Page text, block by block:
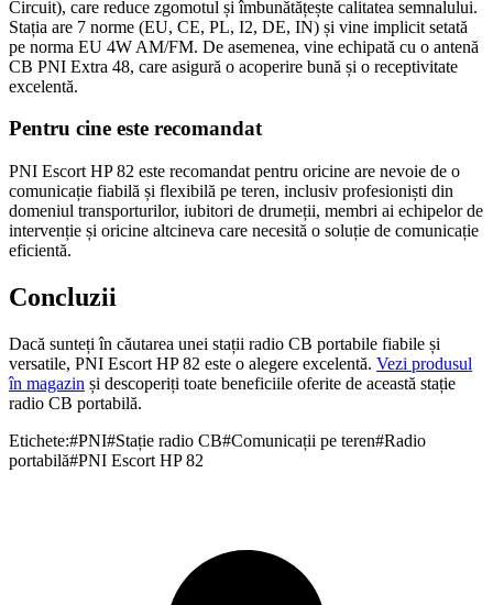
Circuit), care reduce zgomotul și îmbunătățește calitatea semnalului.
Stația are 7 norme (EU, CE, PL, I2, DE, IN) și vine implicit setată
pe norma EU 4W AM/FM. De asemenea, vine echipată cu o antenă
CB PNI Extra 48, care asigură o acoperire bună și o receptivitate
excelentă.
Pentru cine este recomandat
PNI Escort HP 82 este recomandat pentru oricine are nevoie de o
comunicație fiabilă și flexibilă pe teren, inclusiv profesioniști din
domeniul transporturilor, iubitori de drumeții, membri ai echipelor de
intervenție și oricine altcineva care necesită o soluție de comunicație
eficientă.
Concluzii
Dacă sunteți în căutarea unei stații radio CB portabile fiabile și
versatile, PNI Escort HP 82 este o alegere excelentă. Vezi produsul
în magazin și descoperiți toate beneficiile oferite de această stație
radio CB portabilă.
Etichete:#PNI#Stație radio CB#Comunicații pe teren#Radio
portabilă#PNI Escort HP 82